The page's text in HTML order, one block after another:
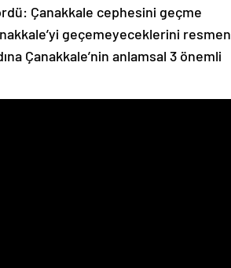
Çanakkale cephesini geçme
geçemeyeceklerini resmen
Çanakkale’nin anlamsal 3 önemli